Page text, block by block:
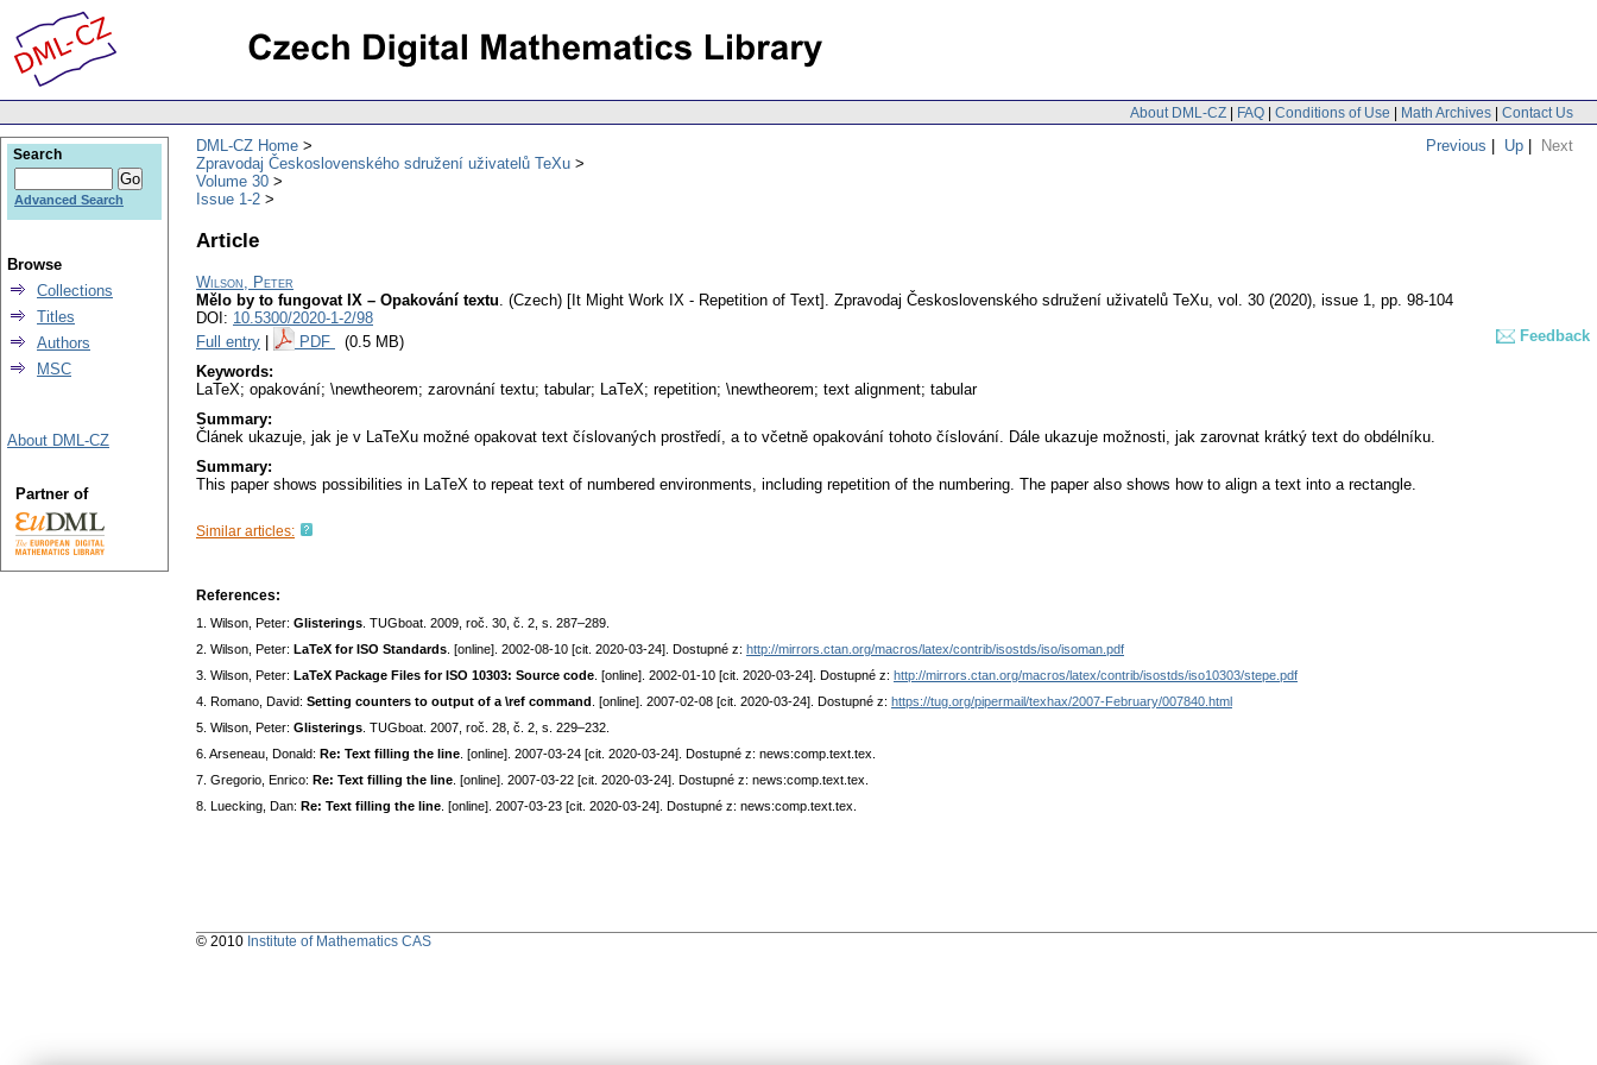
About DML-CZ | FAQ | Conditions of Use | Math Archives | Contact Us
Previous | Up | Next
DML-CZ Home
Zpravodaj Československého sdružení uživatelů TeXu
Volume 30
Issue 1-2
Article
Wilson, Peter
Mělo by to fungovat IX – Opakování textu. (Czech) [It Might Work IX - Repetition of Text]. Zpravodaj Československého sdružení uživatelů TeXu, vol. 30 (2020), issue 1, pp. 98-104
DOI: 10.5300/2020-1-2/98
Full entry
PDF (0.5 MB)
Feedback
Keywords:
LaTeX; opakování; \newtheorem; zarovnání textu; tabular; LaTeX; repetition; \newtheorem; text alignment; tabular
Summary:
Článek ukazuje, jak je v LaTeXu možné opakovat text číslovaných prostředí, a to včetně opakování tohoto číslování. Dále ukazuje možnosti, jak zarovnat krátký text do obdélníku.
Summary:
This paper shows possibilities in LaTeX to repeat text of numbered environments, including repetition of the numbering. The paper also shows how to align a text into a rectangle.
Similar articles:
References:
1. Wilson, Peter: Glisterings . TUGboat. 2009, roč. 30, č. 2, s. 287–289.
2. Wilson, Peter: LaTeX for ISO Standards . [online]. 2002-08-10 [cit. 2020-03-24]. Dostupné z: http://mirrors.ctan.org/macros/latex/contrib/isostds/iso/isoman.pdf
3. Wilson, Peter: LaTeX Package Files for ISO 10303: Source code . [online]. 2002-01-10 [cit. 2020-03-24]. Dostupné z: http://mirrors.ctan.org/macros/latex/contrib/isostds/iso10303/stepe.pdf
4. Romano, David: Setting counters to output of a \ref command . [online]. 2007-02-08 [cit. 2020-03-24]. Dostupné z: https://tug.org/pipermail/texhax/2007-February/007840.html
5. Wilson, Peter: Glisterings . TUGboat. 2007, roč. 28, č. 2, s. 229–232.
6. Arseneau, Donald: Re: Text filling the line . [online]. 2007-03-24 [cit. 2020-03-24]. Dostupné z: news:comp.text.tex.
7. Gregorio, Enrico: Re: Text filling the line . [online]. 2007-03-22 [cit. 2020-03-24]. Dostupné z: news:comp.text.tex.
8. Luecking, Dan: Re: Text filling the line . [online]. 2007-03-23 [cit. 2020-03-24]. Dostupné z: news:comp.text.tex.
Search
Advanced Search
Browse
Collections
Titles
Authors
MSC
About DML-CZ
Partner of
© 2010 Institute of Mathematics CAS